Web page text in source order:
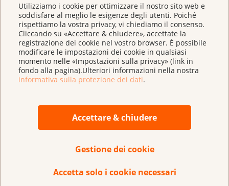
Utilizziamo i cookie per ottimizzare il nostro sito web e
soddisfare al meglio le esigenze degli utenti. Poiché
rispettiamo la vostra privacy, vi chiediamo il consenso.
Cliccando su «Accettare & chiudere», accettate la
registrazione dei cookie nel vostro browser. È possibile
modificare le impostazioni dei cookie in qualsiasi
momento nelle «Impostazioni sulla privacy» (link in
fondo alla pagina).Ulteriori informazioni nella nostra
informativa sulla protezione dei dati.
Accettare & chiudere
Gestione dei cookie
Accetta solo i cookie necessari
L'opuscolo «Prendersi cura di una persona cara
malata di cancro» è stato creato per aiutarvi.
congiunti che prestano cure a persone care
difficili per i quali avrebbero voluto essere